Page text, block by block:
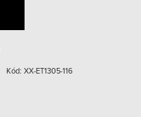
Kód: XX-ET1305-116